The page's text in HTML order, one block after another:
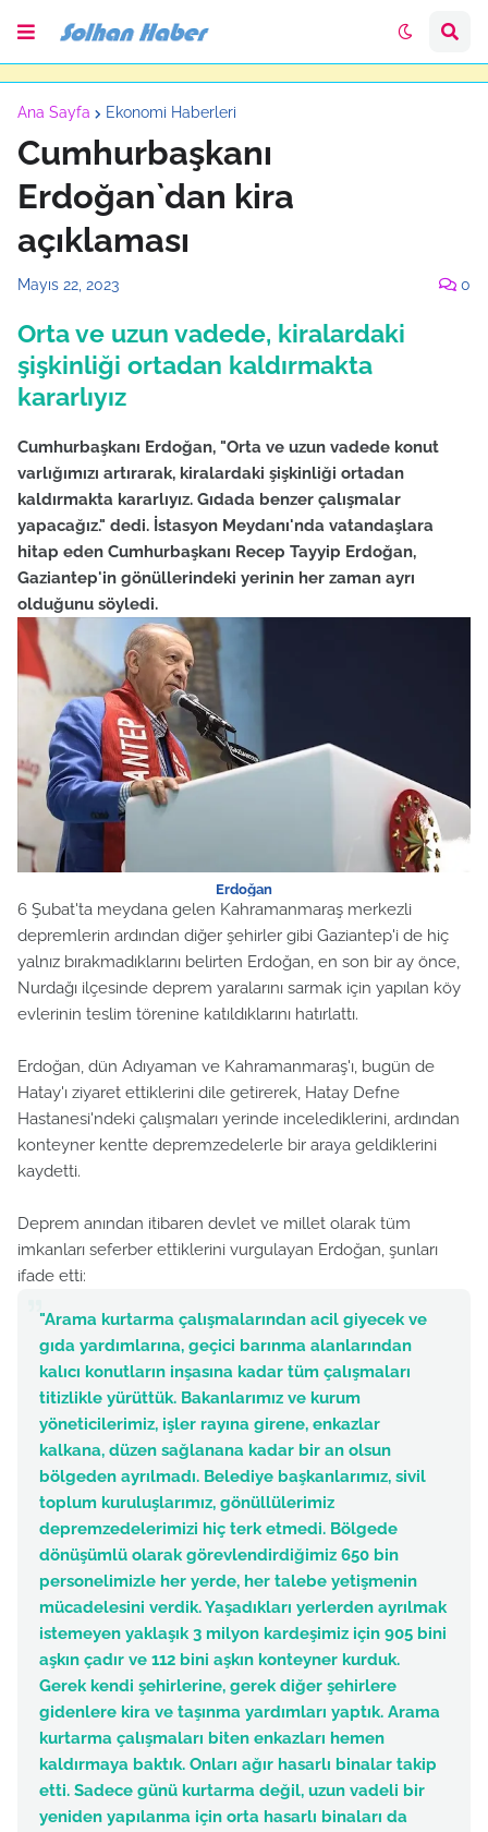
Ana Sayfa Ekonomi Haberleri
Cumhurbaşkanı
Erdoğan`dan kira
açıklaması
Mayıs 22, 2023 0
Orta ve uzun vadede, kiralardaki
şişkinliği ortadan kaldırmakta
kararlıyız
Cumhurbaşkanı Erdoğan, "Orta ve uzun vadede konut
varlığımızı artırarak, kiralardaki şişkinliği ortadan
kaldırmakta kararlıyız. Gıdada benzer çalışmalar
yapacağız." dedi. İstasyon Meydanı'nda vatandaşlara
hitap eden Cumhurbaşkanı Recep Tayyip Erdoğan,
Gaziantep'in gönüllerindeki yerinin her zaman ayrı
olduğunu söyledi.
Erdoğan
6 Şubat'ta meydana gelen Kahramanmaraş merkezli
depremlerin ardından diğer şehirler gibi Gaziantep'i de hiç
yalnız bırakmadıklarını belirten Erdoğan, en son bir ay önce,
Nurdağı ilçesinde deprem yaralarını sarmak için yapılan köy
evlerinin teslim törenine katıldıklarını hatırlattı.
Erdoğan, dün Adıyaman ve Kahramanmaraş'ı, bugün de
Hatay'ı ziyaret ettiklerini dile getirerek, Hatay Defne
Hastanesi'ndeki çalışmaları yerinde incelediklerini, ardından
konteyner kentte depremzedelerle bir araya geldiklerini
kaydetti.
Deprem anından itibaren devlet ve millet olarak tüm
imkanları seferber ettiklerini vurgulayan Erdoğan, şunları
ifade etti:
"Arama kurtarma çalışmalarından acil giyecek ve
gıda yardımlarına, geçici barınma alanlarından
kalıcı konutların inşasına kadar tüm çalışmaları
titizlikle yürüttük. Bakanlarımız ve kurum
yöneticilerimiz, işler rayına girene, enkazlar
kalkana, düzen sağlanana kadar bir an olsun
bölgeden ayrılmadı. Belediye başkanlarımız, sivil
toplum kuruluşlarımız, gönüllülerimiz
depremzedelerimizi hiç terk etmedi. Bölgede
dönüşümlü olarak görevlendirdiğimiz 650 bin
personelimizle her yerde, her talebe yetişmenin
mücadelesini verdik. Yaşadıkları yerlerden ayrılmak
istemeyen yaklaşık 3 milyon kardeşimiz için 905 bini
aşkın çadır ve 112 bini aşkın konteyner kurduk.
Gerek kendi şehirlerine, gerek diğer şehirlere
gidenlere kira ve taşınma yardımları yaptık. Arama
kurtarma çalışmaları biten enkazları hemen
kaldırmaya baktık. Onları ağır hasarlı binalar takip
etti. Sadece günü kurtarma değil, uzun vadeli bir
yeniden yapılanma için orta hasarlı binaları da